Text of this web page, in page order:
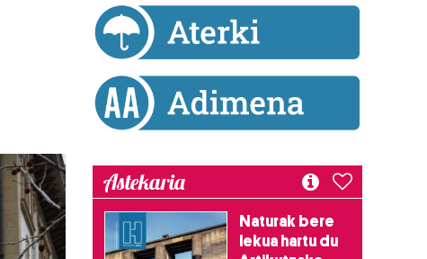
Astekaria
Naturak bere
lekua hartu du